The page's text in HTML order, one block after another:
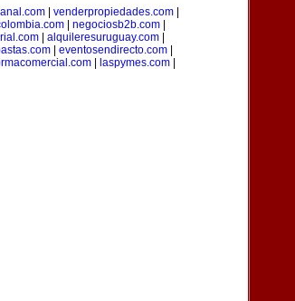
| venderpropiedades.com|
negociosb2b.com
alquileresuruguay.com
eventosendirecto.com
| laspymes.com|